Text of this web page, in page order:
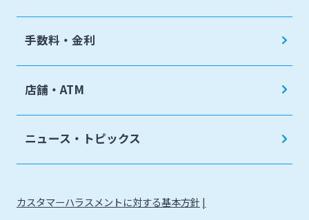
手数料・金利
店舗・ATM
ニュース・トピックス
カスタマーハラスメントに対する基本方針